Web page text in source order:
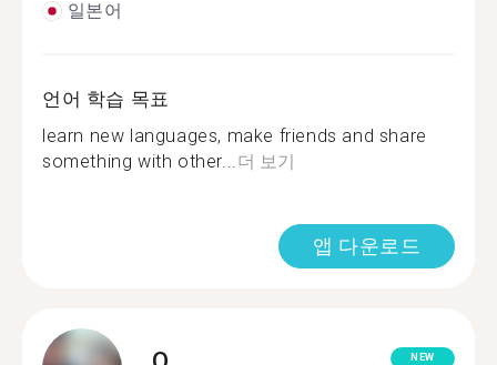
일본어
언어 학습 목표
learn new languages, make friends and share
something with other...더 보기
앱 다운로드
NEW